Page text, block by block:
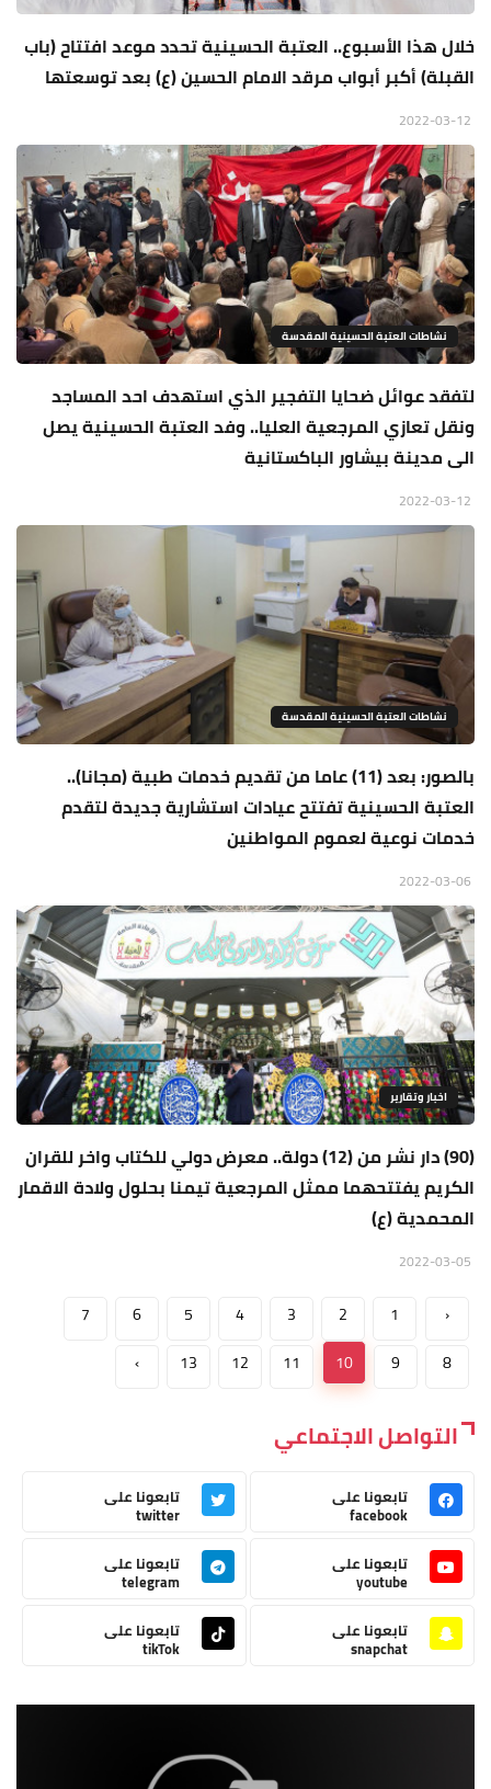
خلال هذا الأسبوع.. العتبة الحسينية تحدد موعد افتتاح (باب
القبلة) أكبر أبواب مرقد الامام الحسين (ع) بعد توسعتها
نشاطات العتبة الحسينية المقدسة
لتفقد عوائل ضحايا التفجير الذي استهدف احد المساجد
ونقل تعازي المرجعية العليا.. وفد العتبة الحسينية يصل
الى مدينة بيشاور الباكستانية
نشاطات العتبة الحسينية المقدسة
بالصور: بعد (11) عاما من تقديم خدمات طبية (مجانا)..
العتبة الحسينية تفتتح عيادات استشارية جديدة لتقدم
خدمات نوعية لعموم المواطنين
اخبار وتقارير
(90) دار نشر من (12) دولة.. معرض دولي للكتاب واخر للقران
الكريم يفتتحهما ممثل المرجعية تيمنا بحلول ولادة الاقمار
المحمدية (ع)
‹
1
2
3
4
5
6
7
8
9
10
11
12
13
›
التواصل الاجتماعي
تابعونا على
facebook
تابعونا على
twitter
تابعونا على
youtube
تابعونا على
telegram
تابعونا على
snapchat
تابعونا على
tikTok